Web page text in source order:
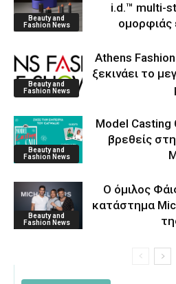
Beauty and
Fashion News
i.d.™ multi-
ομορφιάς
Beauty and
Fashion News
Athens
ξεκινάει το
Beauty and
Fashion News
Model Casting
βρεθείς
Beauty and
Fashion News
O όμιλος
κατάστημα